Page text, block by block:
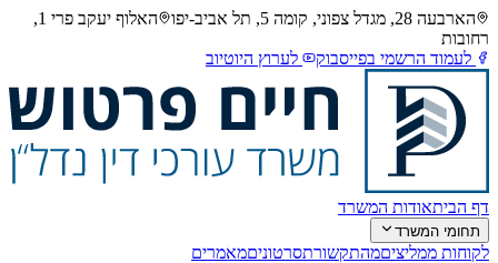
הארבעה 28, מגדל צפוני, קומה 5, תל אביב-יפו
האלוף יעקב פרי 1,
רחובות
לעמוד הרשמי בפייסבוק
לערוץ היוטיוב
דף הביתאודות המשרד
תחומי המשרד
לקוחות ממליציםמהתקשורתסרטוניםמאמרים